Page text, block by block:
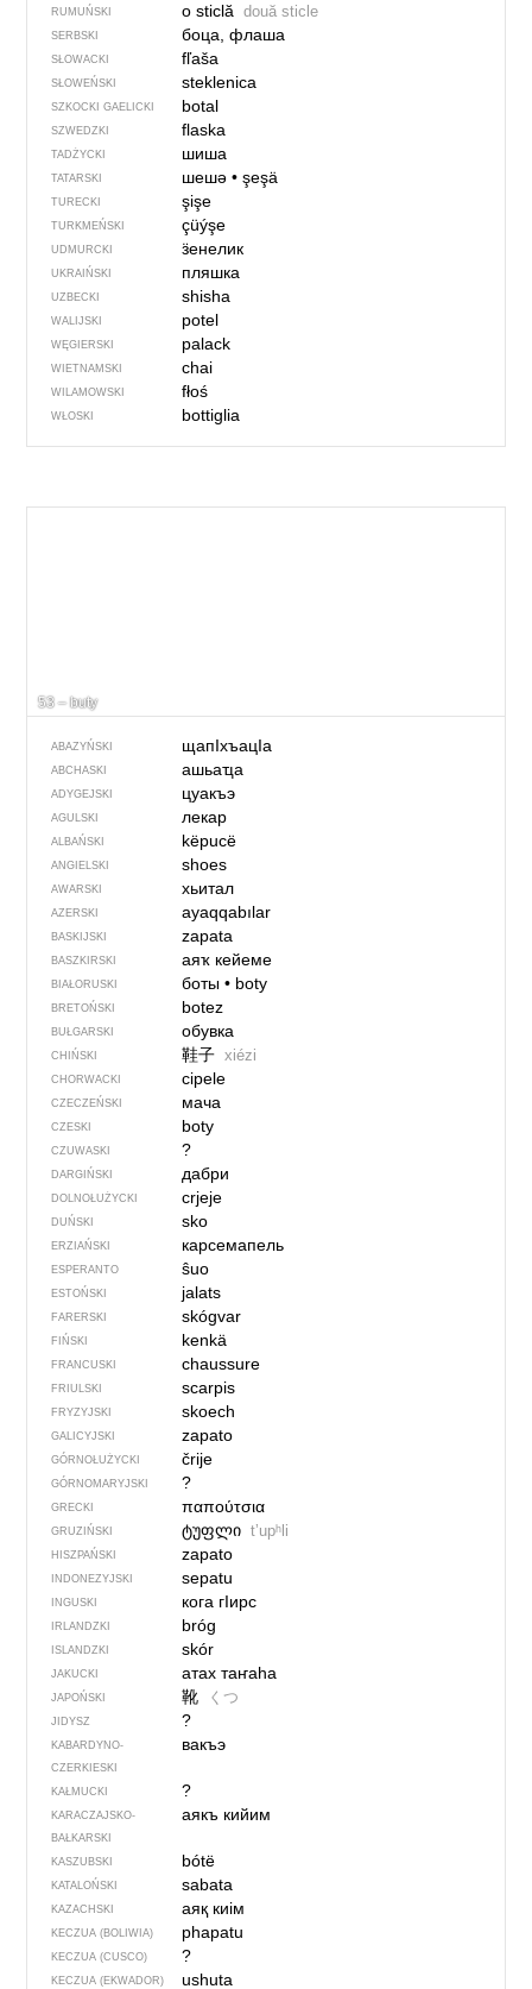
RUMUŃSKI o sticlă două sticle
SERBSKI боца, флаша
SŁOWACKI fľaša
SŁOWEŃSKI steklenica
SZKOCKI GAELICKI botal
SZWEDZKI flaska
TADŻYCKI шиша
TATARSKI шешә• şeşä
TURECKI şişe
TURKMEŃSKI çüýşe
UDMURCKI ӟенелик
UKRAIŃSKI пляшка
UZBECKI shisha
WALIJSKI potel
WĘGIERSKI palack
WIETNAMSKI chai
WILAMOWSKI fłoś
WŁOSKI bottiglia
53 – buty
ABAZYŃSKI щапIхъацIа
ABCHASKI ашьаҵа
ADYGEJSKI цуакъэ
AGULSKI лекар
ALBAŃSKI këpucë
ANGIELSKI shoes
AWARSKI хьитал
AZERSKI ayaqqabılar
BASKIJSKI zapata
BASZKIRSKI аяҡ кейеме
BIAŁORUSKI боты• boty
BRETOŃSKI botez
BUŁGARSKI обувка
CHIŃSKI 鞋子 xiézi
CHORWACKI cipele
CZECZEŃSKI мача
CZESKI boty
CZUWASKI ?
DARGIŃSKI дабри
DOLNOŁUŻYCKI crjeje
DUŃSKI sko
ERZIAŃSKI карсемапель
ESPERANTO ŝuo
ESTOŃSKI jalats
FARERSKI skógvar
FIŃSKI kenkä
FRANCUSKI chaussure
FRIULSKI scarpis
FRYZYJSKI skoech
GALICYJSKI zapato
GÓRNOŁUŻYCKI črije
GÓRNOMARYJSKI ?
GRECKI παπούτσια
GRUZIŃSKI ტუფლი tʼupʰli
HISZPAŃSKI zapato
INDONEZYJSKI sepatu
INGUSKI кога гIирс
IRLANDZKI bróg
ISLANDZKI skór
JAKUCKI атах таҥаһа
JAPOŃSKI 靴 くつ
JIDYSZ ?
KABARDYNO-
CZERKIESKI
вакъэ
KAŁMUCKI ?
KARACZAJSKO-
BAŁKARSKI
аякъ кийим
KASZUBSKI bótë
KATALOŃSKI sabata
KAZACHSKI аяқ киім
KECZUA (BOLIWIA) phapatu
KECZUA (CUSCO) ?
KECZUA (EKWADOR) ushuta